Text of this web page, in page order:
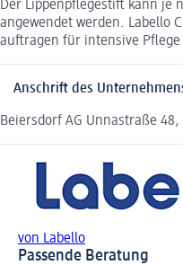
Der Lippenpflegestift kann je
angewendet werden. Labello
auftragen für intensive
Anschrift des
Beiersdorf AG Unnastraße
von Labello
Passende Beratung